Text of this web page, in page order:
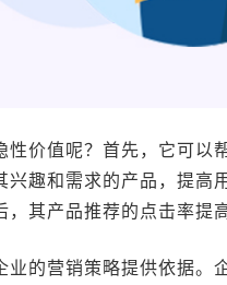
价值呢？首先，它可
兴趣和需求的产品，提
其产品推荐的点击率提
的营销策略提供依据